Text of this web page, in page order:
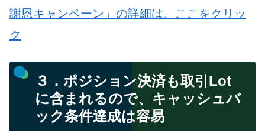
謝恩キャンペーン」の詳細は、ここをクリッ
ク
３．ポジション決済も取引Lot
に含まれるので、キャッシュバ
ック条件達成は容易